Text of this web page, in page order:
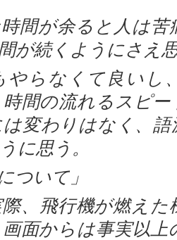
間が余ると人は
が続くようにさえ
やらなくて良いし
間の流れるスピ
変わりはなく、
に思う。
ついて」
、飛行機が燃え
面からは事実以